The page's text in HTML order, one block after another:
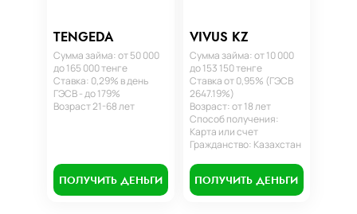
TENGEDA
Сумма займа: от 50 000
до 165 000 тенге
Ставка: 0,29% в день
ГЭСВ - до 179%
Возраст 21-68 лет
ПОЛУЧИТЬ ДЕНЬГИ
VIVUS KZ
Сумма займа: от 10 000
до 153 150 тенге
Ставка от 0,95% (ГЭСВ
2647.19%)
Возраст: от 18 лет
Способ получения:
Карта или счет
Гражданство: Казахстан
ПОЛУЧИТЬ ДЕНЬГИ